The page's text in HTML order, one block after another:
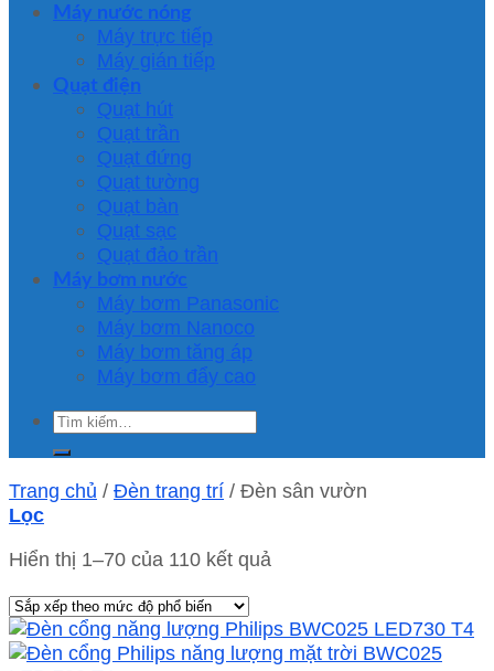
Máy nước nóng
Máy trực tiếp
Máy gián tiếp
Quạt điện
Quạt hút
Quạt trần
Quạt đứng
Quạt tường
Quạt bàn
Quạt sạc
Quạt đảo trần
Máy bơm nước
Máy bơm Panasonic
Máy bơm Nanoco
Máy bơm tăng áp
Máy bơm đẩy cao
Tìm
kiếm:
Trang chủ / Đèn trang trí / Đèn sân vườn
Lọc
Hiển thị 1–70 của 110 kết quả